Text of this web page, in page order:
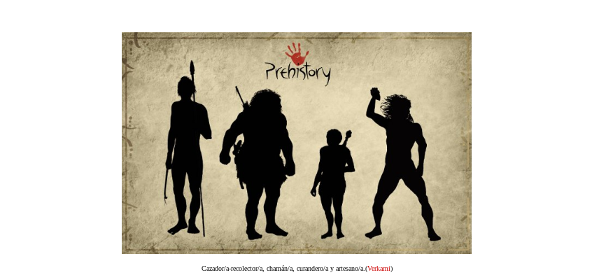
Cazador/a-recolector/a, chamán/a, curandero/a y artesano/a.(Verkami)